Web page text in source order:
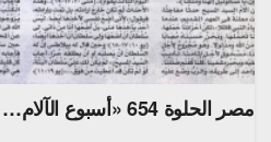
مصر الحلوة 654 «أسبوع الآلام… دعوةٌ متجددةٌ» 8/4/2026